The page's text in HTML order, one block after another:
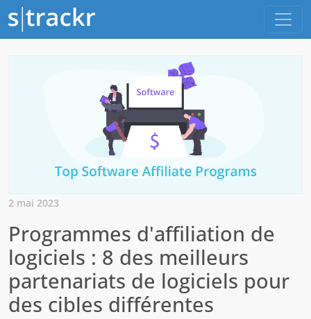
2 mai 2023
Programmes d'affiliation de
logiciels : 8 des meilleurs
partenariats de logiciels pour
des cibles différentes